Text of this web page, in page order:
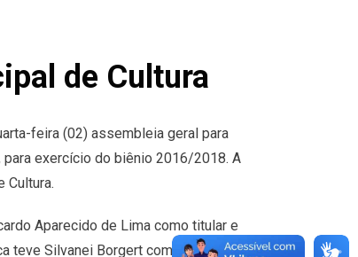
de Cultura
feira (02) assembleia geral para
exercício do biênio 2016/2018. A
Cultura.
Aparecido de Lima como titular e
teve Silvanei Borgert como titular e Jonas